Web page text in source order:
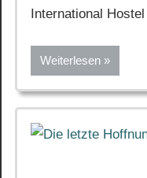
International
Weiterlesen